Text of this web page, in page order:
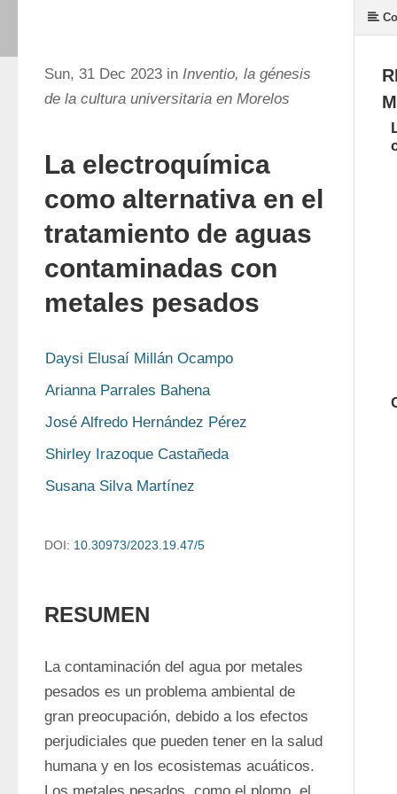
Sun, 31 Dec 2023 in Inventio, la génesis
de la cultura universitaria en Morelos
La electroquímica
como alternativa en el
tratamiento de aguas
contaminadas con
metales pesados
Daysi Elusaí Millán Ocampo
Arianna Parrales Bahena
José Alfredo Hernández Pérez
Shirley Irazoque Castañeda
Susana Silva Martínez
DOI: 10.30973/2023.19.47/5
RESUMEN
La contaminación del agua por metales
pesados es un problema ambiental de
gran preocupación, debido a los efectos
perjudiciales que pueden tener en la salud
humana y en los ecosistemas acuáticos.